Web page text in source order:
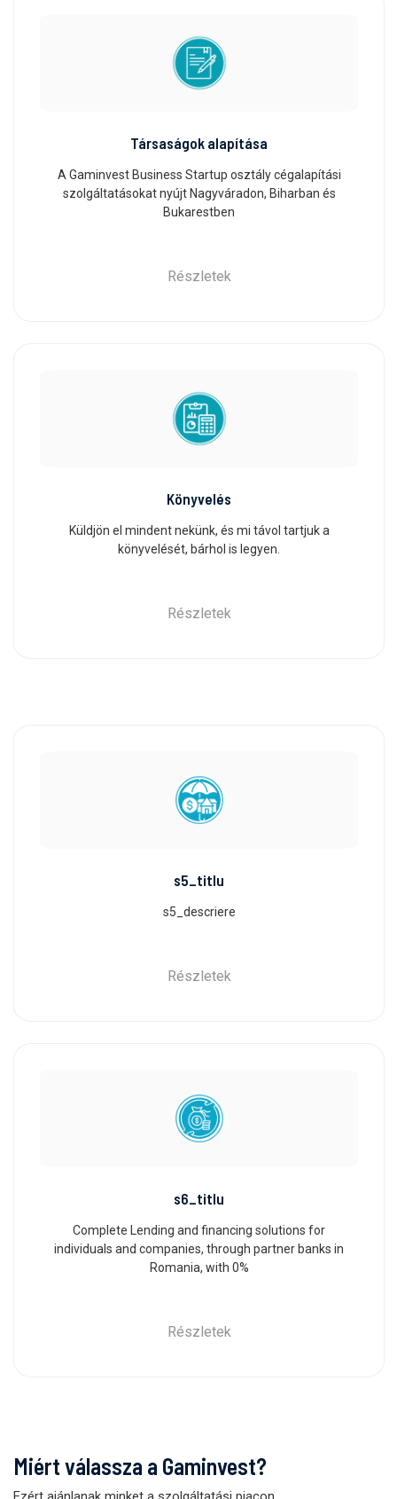
Társaságok alapítása
A Gaminvest Business Startup osztály cégalapítási
szolgáltatásokat nyújt Nagyváradon, Biharban és
Bukarestben
Részletek
Könyvelés
Küldjön el mindent nekünk, és mi távol tartjuk a
könyvelését, bárhol is legyen.
Részletek
s5_titlu
s5_descriere
Részletek
s6_titlu
Complete Lending and financing solutions for
individuals and companies, through partner banks in
Romania, with 0%
Részletek
Miért válassza a Gaminvest?